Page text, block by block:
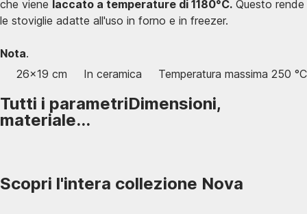
che viene laccato a temperature di 1180°C. Questo rende
le stoviglie adatte all'uso in forno e in freezer.
Nota.
26x19 cm
In ceramica Temperatura massima 250 °C
Tutti i parametriDimensioni,
materiale...
Scopri l'intera collezione Nova